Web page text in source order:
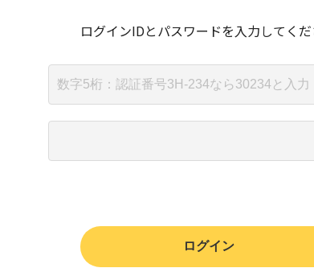
ログインIDとパスワードを入力してく